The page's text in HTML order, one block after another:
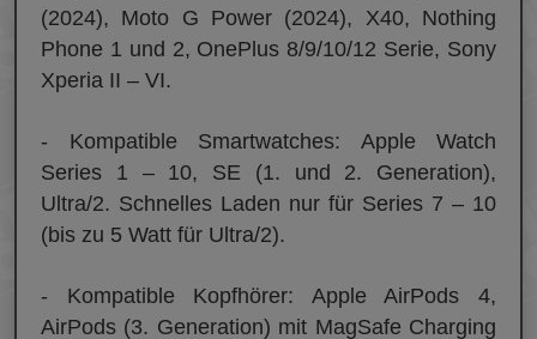
(2024), Moto G Power (2024), X40, Nothing
Phone 1 und 2, OnePlus 8/9/10/12 Serie, Sony
Xperia II – VI.
- Kompatible Smartwatches: Apple Watch
Series 1 – 10, SE (1. und 2. Generation),
Ultra/2. Schnelles Laden nur für Series 7 – 10
(bis zu 5 Watt für Ultra/2).
- Kompatible Kopfhörer: Apple AirPods 4,
AirPods (3. Generation) mit MagSafe Charging